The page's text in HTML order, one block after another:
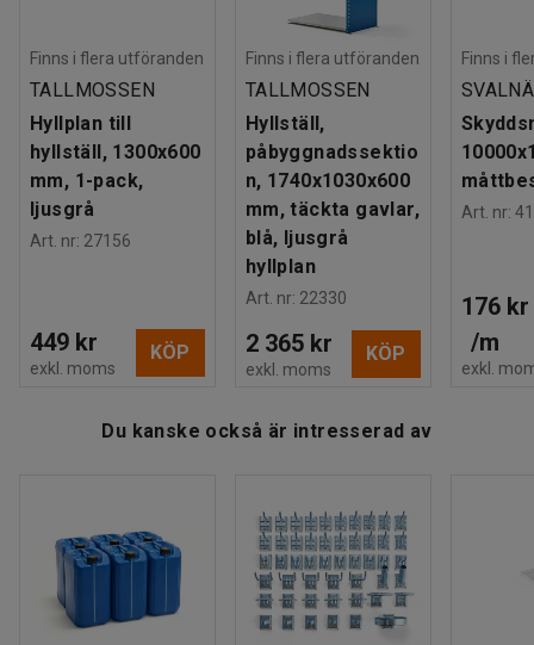
Har du behov av mer förvaringsutrymme eller ett större
hyllsystem kan denna lagerhylla byggas på med en eller
flera påbyggnadssektioner.
Du kan även komplettera hyllstället med extra hyllplan,
dörrar, lådor och andra smarta tillbehör för en optimerad
förvaringslösning. Alla tillbehör säljs separat.
Färgkod stolpe: RAL 5005
Material hyllplan
Maxbelastning hyllplan (jämnt fördelat)
Gavel
Täckt gavel
Rek. antal personer för hantering
Estimerad hanteringstid/person
Min
Vikt: 53,9 kg
Levereras omonterad
Finns i flera utföranden
TALLMOSSEN
Hyllplan till
hyllställ, 1300x600
mm, 1-pack,
ljusgrå
Art. nr: 27156
449 kr
exkl. moms
KÖP
Finns i flera utföranden
TALLMOSSEN
Hyllställ,
påbyggnadssektio
n, 1740x1030x600
mm, täckta gavlar,
blå, ljusgrå
hyllplan
Art. nr: 22330
2 365 kr
exkl. moms
KÖP
Finns i
Art. nr:
176 kr
/m
exkl.
Du kanske också är intresserad av